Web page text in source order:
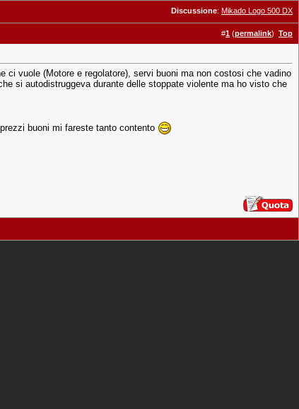
Discussione: Mikado Logo 500 DX
#1 (permalink) Top
vuole (Motore e regolatore), servi buoni ma non costosi che vadino
si autodistruggeva durante delle stoppate violente ma ho visto che
buoni mi fareste tanto contento